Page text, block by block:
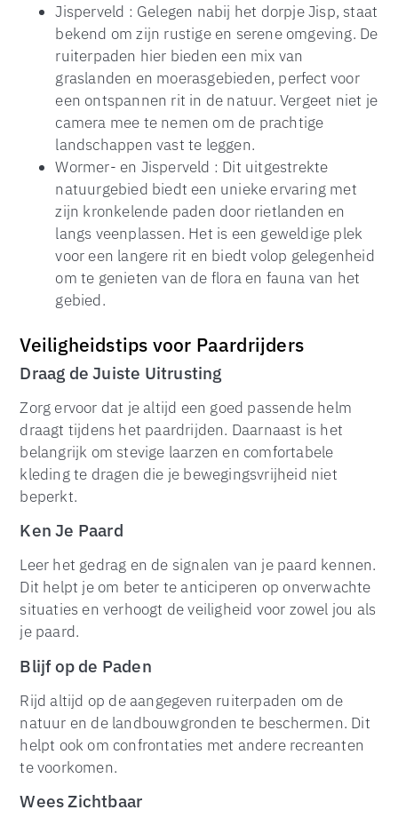
Jisperveld : Gelegen nabij het dorpje Jisp, staat
bekend om zijn rustige en serene omgeving. De
ruiterpaden hier bieden een mix van
graslanden en moerasgebieden, perfect voor
een ontspannen rit in de natuur. Vergeet niet je
camera mee te nemen om de prachtige
landschappen vast te leggen.
Wormer- en Jisperveld : Dit uitgestrekte
natuurgebied biedt een unieke ervaring met
zijn kronkelende paden door rietlanden en
langs veenplassen. Het is een geweldige plek
voor een langere rit en biedt volop gelegenheid
om te genieten van de flora en fauna van het
gebied.
Veiligheidstips voor Paardrijders
Draag de Juiste Uitrusting
Zorg ervoor dat je altijd een goed passende helm
draagt tijdens het paardrijden. Daarnaast is het
belangrijk om stevige laarzen en comfortabele
kleding te dragen die je bewegingsvrijheid niet
beperkt.
Ken Je Paard
Leer het gedrag en de signalen van je paard kennen.
Dit helpt je om beter te anticiperen op onverwachte
situaties en verhoogt de veiligheid voor zowel jou als
je paard.
Blijf op de Paden
Rijd altijd op de aangegeven ruiterpaden om de
natuur en de landbouwgronden te beschermen. Dit
helpt ook om confrontaties met andere recreanten
te voorkomen.
Wees Zichtbaar